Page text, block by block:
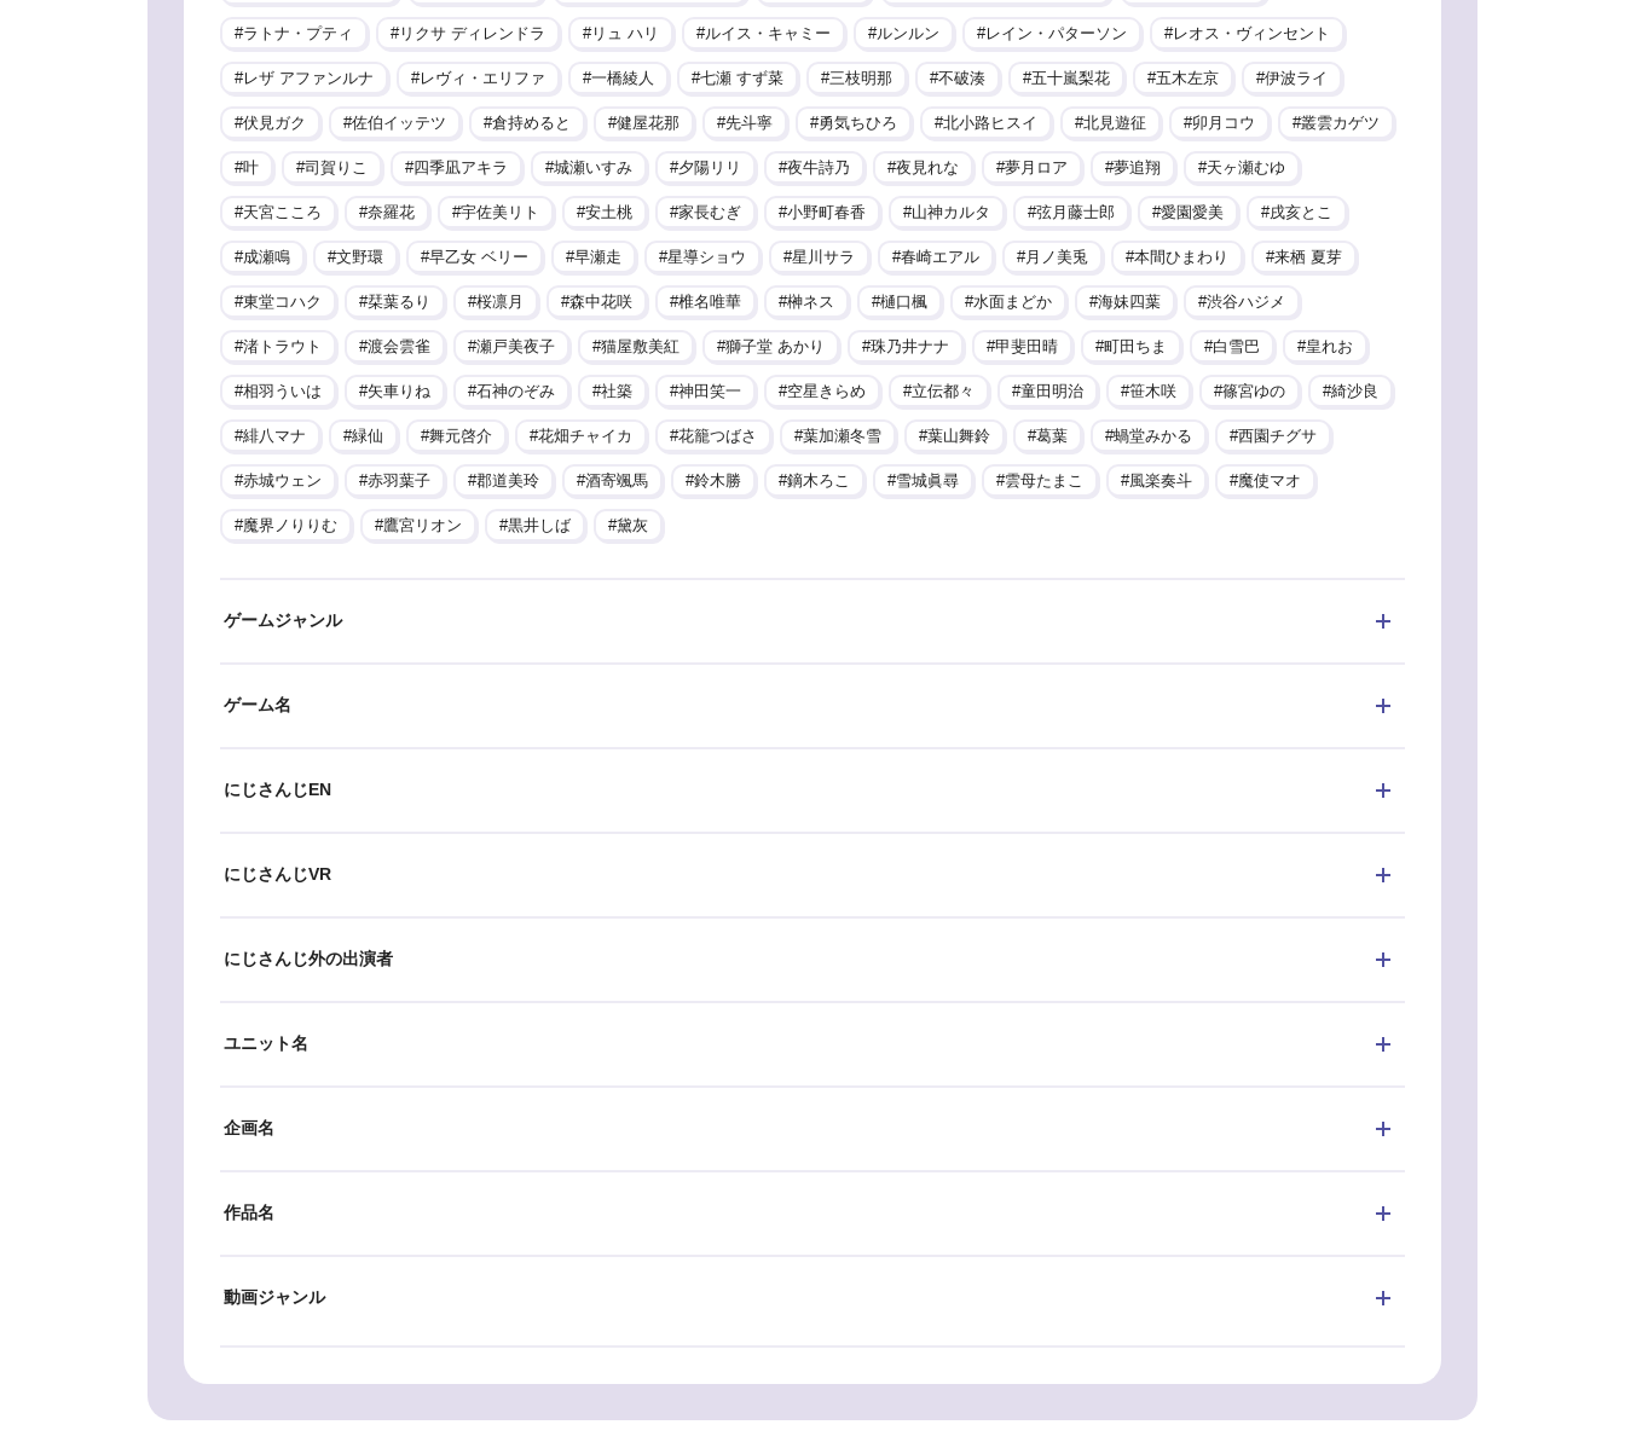
ラトナ・プティ リクサ ディレンドラ リュ ハリ ルイス・キャミー ルンルン レイン・パターソン レオス・ヴィンセント
レザ アファンルナ レヴィ・エリファ 一橋綾人 七瀬 すず菜 三枝明那 不破湊 五十嵐梨花 五木左京 伊波ライ
伏見ガク 佐伯イッテツ 倉持めると 健屋花那 先斗寧 勇気ちひろ 北小路ヒスイ 北見遊征 卯月コウ 叢雲カゲツ
叶 司賀りこ 四季凪アキラ 城瀬いすみ 夕陽リリ 夜牛詩乃 夜見れな 夢月ロア 夢追翔 天ヶ瀬むゆ
天宮こころ 奈羅花 宇佐美リト 安土桃 家長むぎ 小野町春香 山神カルタ 弦月藤士郎 愛園愛美 戌亥とこ
成瀬鳴 文野環 早乙女 ベリー 早瀬走 星導ショウ 星川サラ 春崎エアル 月ノ美兎 本間ひまわり 来栖 夏芽
東堂コハク 栞葉るり 桜凛月 森中花咲 椎名唯華 榊ネス 樋口楓 水面まどか 海妹四葉 渋谷ハジメ
渚トラウト 渡会雲雀 瀬戸美夜子 猫屋敷美紅 獅子堂 あかり 珠乃井ナナ 甲斐田晴 町田ちま 白雪巴 皇れお
相羽ういは 矢車りね 石神のぞみ 社築 神田笑一 空星きらめ 立伝都々 童田明治 笹木咲 篠宮ゆの 綺沙良
緋八マナ 緑仙 舞元啓介 花畑チャイカ 花籠つばさ 葉加瀬冬雪 葉山舞鈴 葛葉 蝸堂みかる 西園チグサ
赤城ウェン 赤羽葉子 郡道美玲 酒寄颯馬 鈴木勝 鏑木ろこ 雪城眞尋 雲母たまこ 風楽奏斗 魔使マオ
魔界ノりりむ 鷹宮リオン 黒井しば 黛灰
ゲームジャンル
ゲーム名
にじさんじEN
にじさんじVR
にじさんじ外の出演者
ユニット名
企画名
作品名
動画ジャンル